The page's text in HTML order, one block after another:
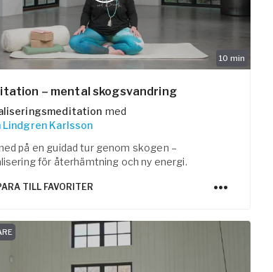
10 min
– mental skogsvandring
med
Lindgren Karlsson
på en guidad tur genom skogen –
för återhämtning och ny energi.
TILL FAVORITER